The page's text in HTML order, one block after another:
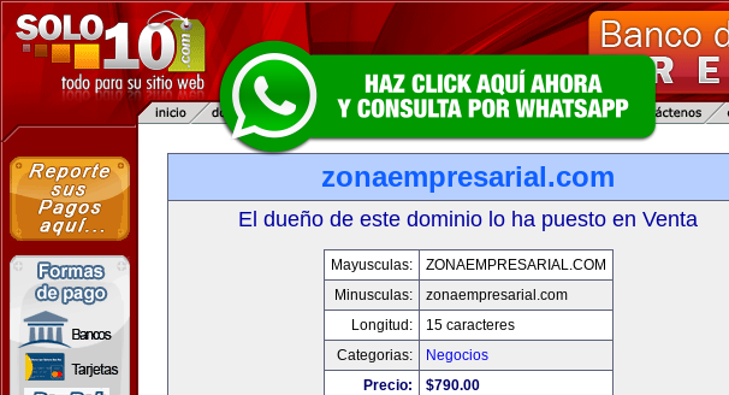
zonaempresarial.com
El dueño de este dominio lo ha puesto en Venta
Mayusculas:
ZONAEMPRESARIAL.COM
Minusculas:
zonaempresarial.com
Longitud:
15 caracteres
Categorias:
Negocios
Precio:
$790.00